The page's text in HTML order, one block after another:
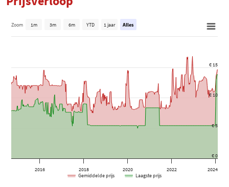
2016 2018 2020 2022 2024
€ 0
€ 10
€ 5
€ 15
Zoom 1m 3m 6m YTD 1 jaar Alles
Gemiddelde prijs Laagste prijs